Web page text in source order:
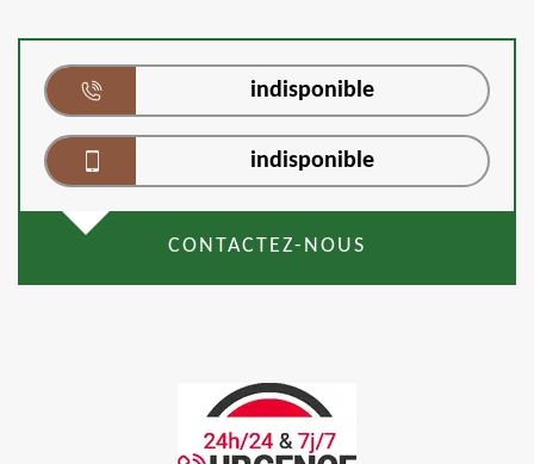
indisponible
indisponible
CONTACTEZ-NOUS